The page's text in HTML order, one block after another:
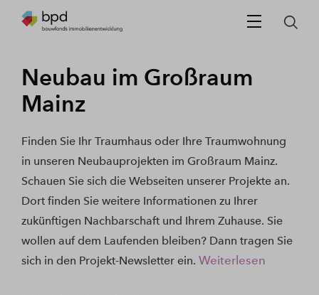
Neubau im Großraum
Mainz
Finden Sie Ihr Traumhaus oder Ihre Traumwohnung
in unseren Neubauprojekten im Großraum Mainz.
Schauen Sie sich die Webseiten unserer Projekte an.
Dort finden Sie weitere Informationen zu Ihrer
zukünftigen Nachbarschaft und Ihrem Zuhause. Sie
wollen auf dem Laufenden bleiben? Dann tragen Sie
sich in den Projekt-Newsletter ein. Weiterlesen